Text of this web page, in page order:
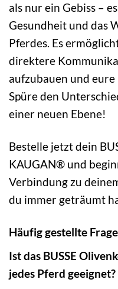
als nur ein Gebiss –
Gesundheit und das
Pferdes. Es
direktere
aufzubauen und
Spüre den
einer neuen Ebene!
Bestelle jetzt dein
KAUGAN® und
Verbindung zu
du immer geträumt
Häufig gestellte
Ist das BUSSE
jedes Pferd geeignet?